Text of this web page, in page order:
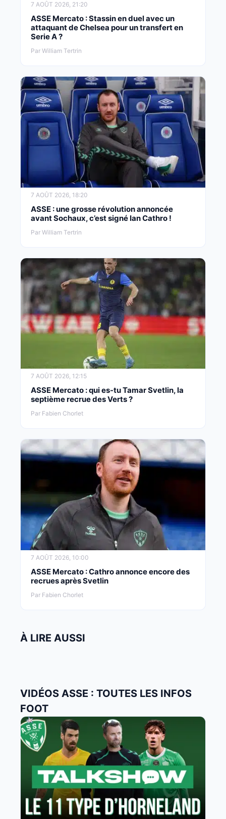
7 AOÛT 2026, 21:20
ASSE Mercato : Stassin en duel avec un
attaquant de Chelsea pour un transfert en
Serie A ?
Par William Tertrin
7 AOÛT 2026, 18:20
ASSE : une grosse révolution annoncée
avant Sochaux, c’est signé Ian Cathro !
Par William Tertrin
7 AOÛT 2026, 12:15
ASSE Mercato : qui es-tu Tamar Svetlin, la
septième recrue des Verts ?
Par Fabien Chorlet
7 AOÛT 2026, 10:00
ASSE Mercato : Cathro annonce encore des
recrues après Svetlin
Par Fabien Chorlet
À LIRE AUSSI
VIDÉOS ASSE : TOUTES LES INFOS
FOOT